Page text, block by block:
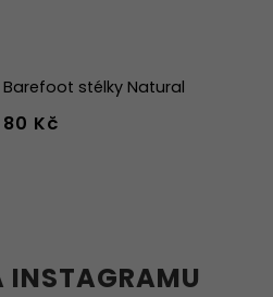
Barefoot stélky Natural
80 Kč
INSTAGRAMU